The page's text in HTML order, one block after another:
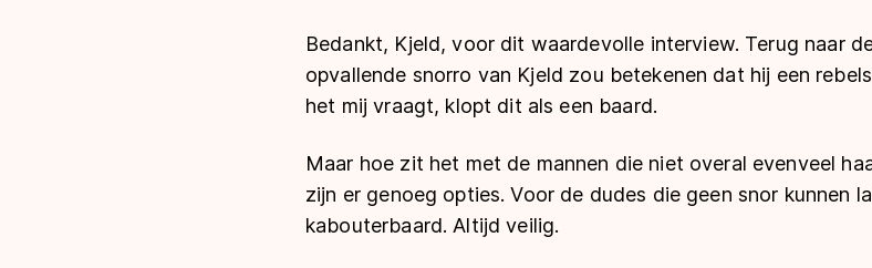
Bedankt, Kjeld, voor dit waardevolle interview. Terug naar
opvallende snorro van Kjeld zou betekenen dat hij een
het mij vraagt, klopt dit als een baard.
Maar hoe zit het met de mannen die niet overal evenveel
zijn er genoeg opties. Voor de dudes die geen snor kunnen
kabouterbaard. Altijd veilig.